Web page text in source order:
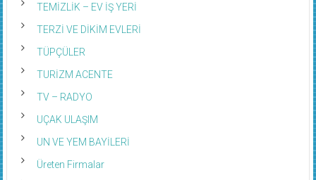
TEMİZLİK – EV İŞ YERİ
TERZİ VE DİKİM EVLERİ
TÜPÇÜLER
TURİZM ACENTE
TV – RADYO
UÇAK ULAŞIM
UN VE YEM BAYİLERİ
Üreten Firmalar